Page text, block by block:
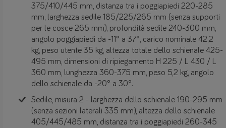
375/410/445 mm, distanza tra i poggiapiedi 220-285
mm, larghezza sedile 185/225/265 mm (senza supporti
per le cosce 265 mm), profondità sedile 240-300 mm,
angolo poggiapiedi da -11° a 37°, carico nominale 42,2
kg, peso utente 35 kg, altezza totale dello schienale 425-
495 mm, dimensioni di ripiegamento H 225 / L 430 / L
360 mm, lunghezza 360-375 mm, peso 5,2 kg, angolo
dello schienale da -20° a 30°.
Sedile, misura 2 - larghezza dello schienale 190-295 mm
(senza sezioni laterali 335 mm), altezza dello schienale
405/445/485 mm, distanza tra i poggiapiedi 260-345